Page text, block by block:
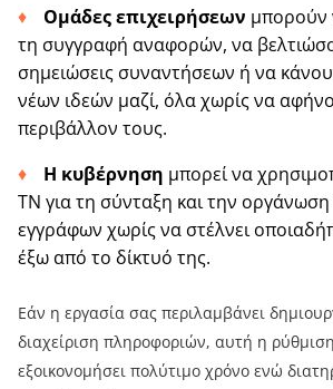
Ομάδες επιχειρήσεων μπορούν
τη συγγραφή αναφορών, να
σημειώσεις συναντήσεων ή να
νέων ιδεών μαζί, όλα χωρίς να
περιβάλλον τους.
Η κυβέρνηση μπορεί να
ΤΝ για τη σύνταξη και την
εγγράφων χωρίς να στέλνει
έξω από το δίκτυό της.
Εάν η εργασία σας περιλαμβάνει
διαχείριση πληροφοριών, αυτή η
εξοικονομήσει πολύτιμο χρόνο ενώ